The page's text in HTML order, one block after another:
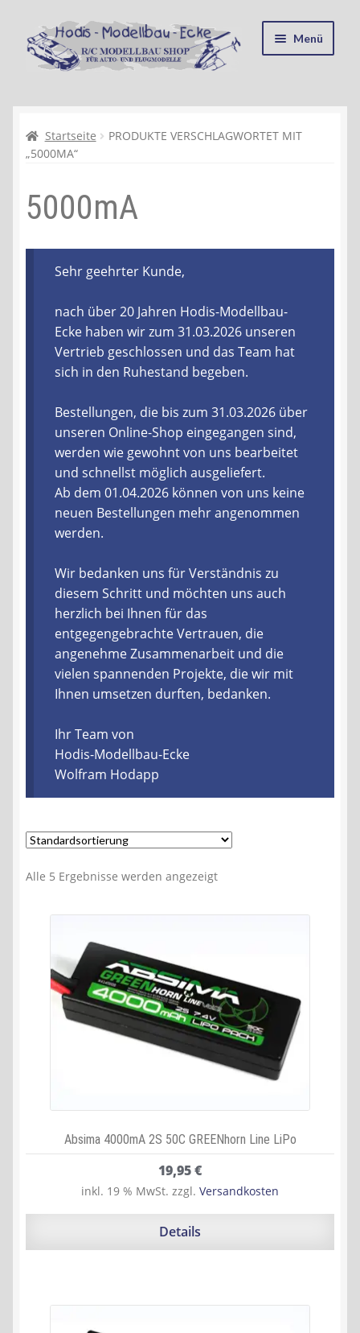
Zur
Navigation
springen
Zum
Inhalt
springen
Menü
Kasse
Recycling, Entsorgung und Umwelt
Shop
Warenkorb
Ablauf einer Bestellung
Zahlungsarten
Lieferzeit & Verfügbarkeit
Gutschein
Batterien- und Akku Verordnung
Elektro- und Elektronikgeräte Verordnung
Öle- und Schmierstoff Verordnung
Vereine & Foren
Kontakt
Startseite
PRODUKTE VERSCHLAGWORTET MIT
„5000MA“
5000mA
Sehr geehrter Kunde,
nach über 20 Jahren Hodis-Modellbau-
Ecke haben wir zum 31.03.2026 unseren
Vertrieb geschlossen und das Team hat
sich in den Ruhestand begeben.
Bestellungen, die bis zum 31.03.2026 über
unseren Online-Shop eingegangen sind,
werden wie gewohnt von uns bearbeitet
und schnellst möglich ausgeliefert.
Ab dem 01.04.2026 können von uns keine
neuen Bestellungen mehr angenommen
werden.
Wir bedanken uns für Verständnis zu
diesem Schritt und möchten uns auch
herzlich bei Ihnen für das
entgegengebrachte Vertrauen, die
angenehme Zusammenarbeit und die
vielen spannenden Projekte, die wir mit
Ihnen umsetzen durften, bedanken.
Ihr Team von
Hodis-Modellbau-Ecke
Wolfram Hodapp
Alle 5 Ergebnisse werden angezeigt
Absima 4000mA 2S 50C GREENhorn Line LiPo
19,95€
inkl. 19 % MwSt. zzgl. Versandkosten
Details